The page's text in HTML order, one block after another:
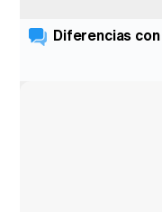
Diferencias con